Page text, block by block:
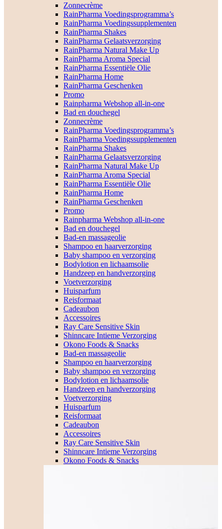
Zonnecrème
RainPharma Voedingsprogramma’s
RainPharma Voedingssupplementen
RainPharma Shakes
RainPharma Gelaatsverzorging
RainPharma Natural Make Up
RainPharma Aroma Special
RainPharma Essentiële Olie
RainPharma Home
RainPharma Geschenken
Promo
Rainpharma Webshop all-in-one
Bad en douchegel
Zonnecrème
RainPharma Voedingsprogramma’s
RainPharma Voedingssupplementen
RainPharma Shakes
RainPharma Gelaatsverzorging
RainPharma Natural Make Up
RainPharma Aroma Special
RainPharma Essentiële Olie
RainPharma Home
RainPharma Geschenken
Promo
Rainpharma Webshop all-in-one
Bad en douchegel
Bad-en massageolie
Shampoo en haarverzorging
Baby shampoo en verzorging
Bodylotion en lichaamsolie
Handzeep en handverzorging
Voetverzorging
Huisparfum
Reisformaat
Cadeaubon
Accessoires
Ray Care Sensitive Skin
Shinncare Intieme Verzorging
Okono Foods & Snacks
Bad-en massageolie
Shampoo en haarverzorging
Baby shampoo en verzorging
Bodylotion en lichaamsolie
Handzeep en handverzorging
Voetverzorging
Huisparfum
Reisformaat
Cadeaubon
Accessoires
Ray Care Sensitive Skin
Shinncare Intieme Verzorging
Okono Foods & Snacks